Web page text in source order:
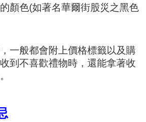
顏色(如著名華爾街股災之黑色
一般都會附上價格標籤以及購
到不喜歡禮物時，還能拿著收